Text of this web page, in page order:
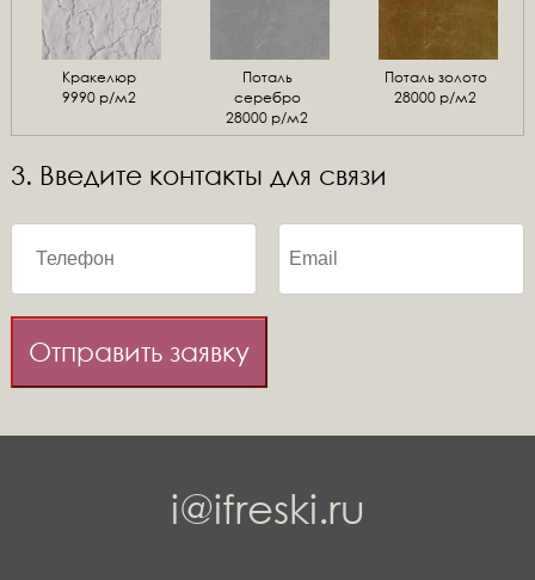
Кракелюр
9990 р/м2
Поталь
серебро
28000 р/м2
Поталь золото
28000 р/м2
3. Введите контакты для связи
Отправить заявку
i@ifreski.ru